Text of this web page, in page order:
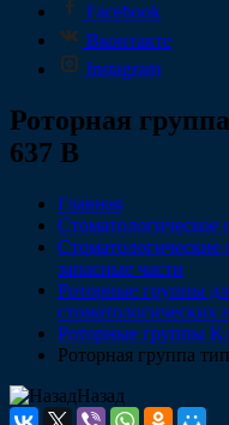
Facebook
Вконтакте
Instagram
Роторная
637 B
Главная
Стоматологическое
запасные части
Роторные группы
стоматологических
Роторные группы
Роторная группа
Назад